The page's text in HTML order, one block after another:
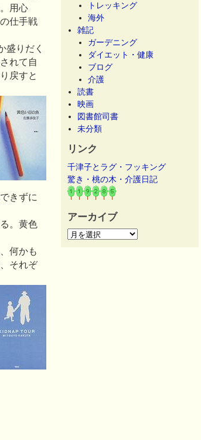
用心
仕手戦
盛りだく
れて自
戻すと
きずに
。黄色
何かも
それぞ
トレッキング
海外
雑記
ガーデニング
ダイエット・健康
ブログ
介護
読書
映画
図書館司書
未分類
リンク
千津子とラグ・フッキング
驚き・桃の木・介護日記
アーカイブ